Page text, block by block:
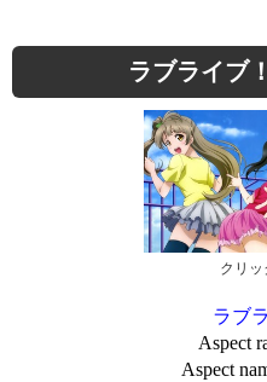
ラブライブ
クリ
ラブ
Aspect
Aspect